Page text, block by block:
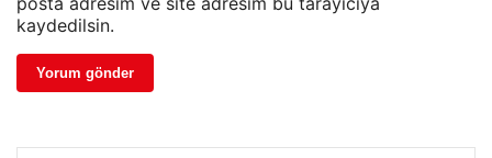
kaydedilsin.